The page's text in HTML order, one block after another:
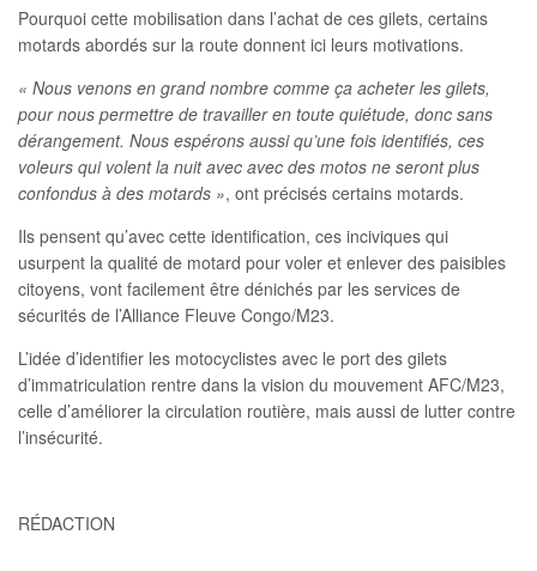
Pourquoi cette mobilisation dans l’achat de ces gilets, certains
motards abordés sur la route donnent ici leurs motivations.
« Nous venons en grand nombre comme ça acheter les gilets,
pour nous permettre de travailler en toute quiétude, donc sans
dérangement. Nous espérons aussi qu’une fois identifiés, ces
voleurs qui volent la nuit avec avec des motos ne seront plus
confondus à des motards », ont précisés certains motards.
Ils pensent qu’avec cette identification, ces inciviques qui
usurpent la qualité de motard pour voler et enlever des paisibles
citoyens, vont facilement être dénichés par les services de
sécurités de l’Alliance Fleuve Congo/M23.
L’idée d’identifier les motocyclistes avec le port des gilets
d’immatriculation rentre dans la vision du mouvement AFC/M23,
celle d’améliorer la circulation routière, mais aussi de lutter contre
l’insécurité.
RÉDACTION